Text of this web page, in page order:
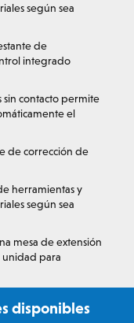
según sea
de
integrado
sin contacto permite
el
de corrección de
herramientas y
según sea
mesa de extensión
unidad para
disponibles